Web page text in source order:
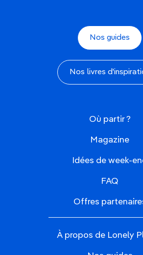
Nos guides
Nos livres
Où partir ?
Magazine
Idées de week-
FAQ
Offres
À propos de Lonely